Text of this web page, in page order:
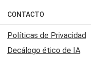
Judiciales
Economia
Trucos caseros
Series y Películas
Edictos y Solicitadas
Mundial
Automovilismo
Rugby
Canal 7 en Vivo
CONTACTO
Acerca de Nosotros
Contactanos
Políticas de Privacidad
Decálogo ético de IA